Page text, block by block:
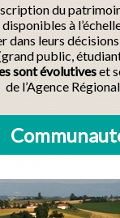
du
à
leurs
public,
sont évolutiveset
de l’Agence